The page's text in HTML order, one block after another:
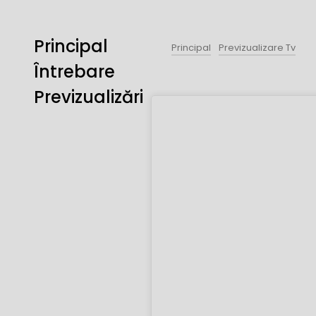
Principal
Întrebare
Previzualizări
Principal Previzualizare Tv